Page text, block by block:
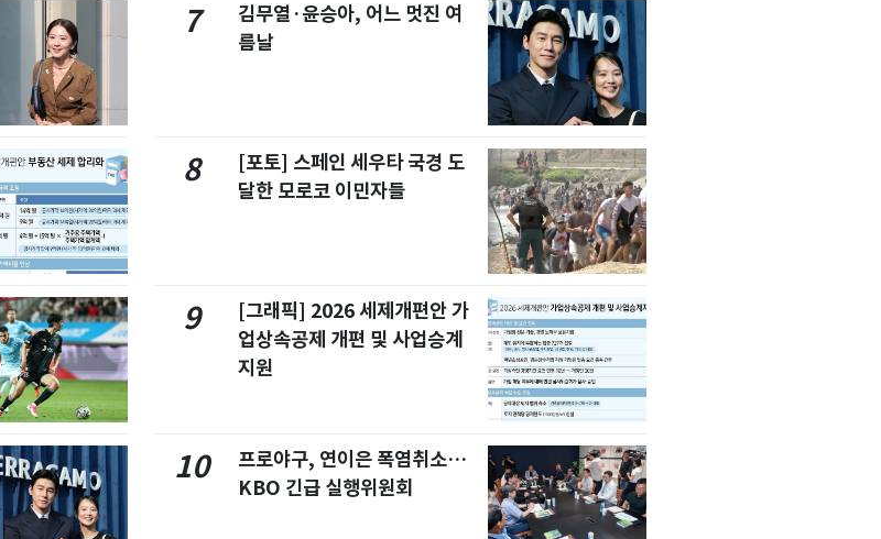
7
김무열·윤승아, 어느 멋진 여
름날
8
[포토] 스페인 세우타 국경 도
달한 모로코 이민자들
9
[그래픽] 2026 세제개편안 가
업상속공제 개편 및 사업승계
지원
10
프로야구, 연이은 폭염취소…
KBO 긴급 실행위원회